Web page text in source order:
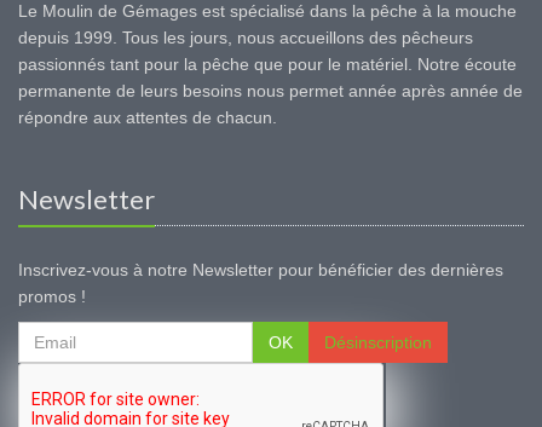
Le Moulin de Gémages est spécialisé dans la pêche à la mouche
depuis 1999. Tous les jours, nous accueillons des pêcheurs
passionnés tant pour la pêche que pour le matériel. Notre écoute
permanente de leurs besoins nous permet année après année de
répondre aux attentes de chacun.
Newsletter
Inscrivez-vous à notre Newsletter pour bénéficier des dernières
promos !
OK Désinscription